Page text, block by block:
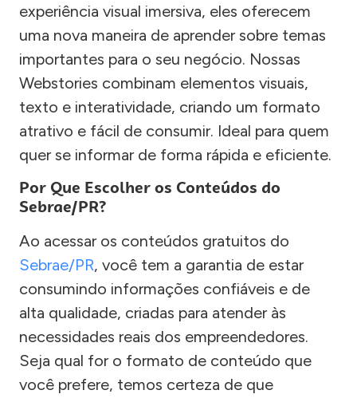
experiência visual imersiva, eles oferecem
uma nova maneira de aprender sobre temas
importantes para o seu negócio. Nossas
Webstories combinam elementos visuais,
texto e interatividade, criando um formato
atrativo e fácil de consumir. Ideal para quem
quer se informar de forma rápida e eficiente.
Por Que Escolher os Conteúdos do
Sebrae/PR?
Ao acessar os conteúdos gratuitos do
Sebrae/PR, você tem a garantia de estar
consumindo informações confiáveis e de
alta qualidade, criadas para atender às
necessidades reais dos empreendedores.
Seja qual for o formato de conteúdo que
você prefere, temos certeza de que